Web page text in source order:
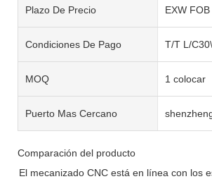
Plazo De Precio EXW FOB
Condiciones De Pago T/T L/
MOQ 1 colocar
Puerto Mas Cercano
Comparación del producto
El mecanizado CNC está en línea con los